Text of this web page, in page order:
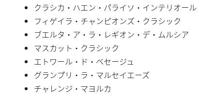
クラシカ・ハエン・パライソ・インテリオール
フィゲイラ・チャンピオンズ・クラシック
ブエルタ・ア・ラ・レギオン・デ・ムルシア
マスカット・クラシック
エトワール・ド・ベセージュ
グランプリ・ラ・マルセイエーズ
チャレンジ・マヨルカ